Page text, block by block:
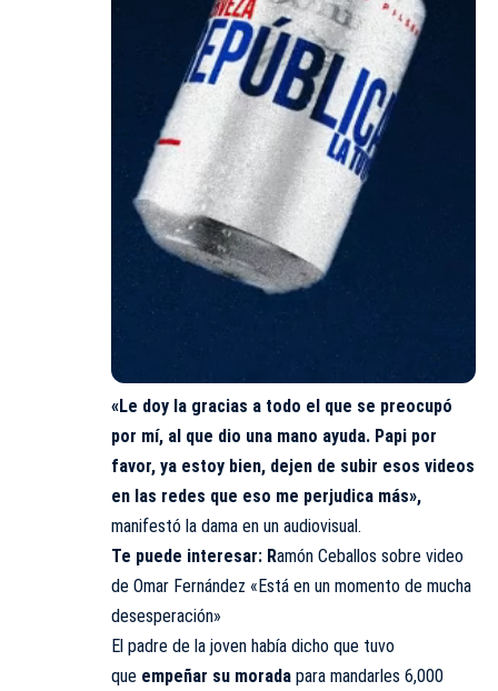
«Le doy la gracias a todo el que se preocupó
por mí, al que dio una mano ayuda. Papi por
favor, ya estoy bien, dejen de subir esos videos
en las redes que eso me perjudica más»,
manifestó la dama en un audiovisual.
Te puede interesar: Ramón Ceballos sobre video
de Omar Fernández «Está en un momento de mucha
desesperación»
El padre de la joven había dicho que tuvo
que empeñar su morada para mandarles 6,000